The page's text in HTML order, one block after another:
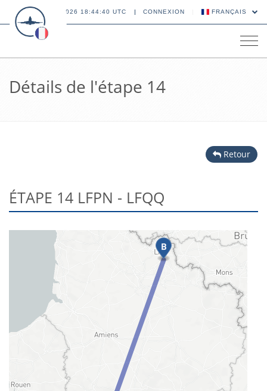
07 AOÛT 2026 18:44:40 UTC CONNEXION FRANÇAIS
Détails de l'étape 14
Retour
ÉTAPE 14 LFPN - LFQQ